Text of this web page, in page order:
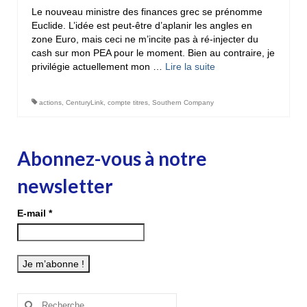
Le nouveau ministre des finances grec se prénomme
Euclide. L’idée est peut-être d’aplanir les angles en
zone Euro, mais ceci ne m’incite pas à ré-injecter du
cash sur mon PEA pour le moment. Bien au contraire, je
privilégie actuellement mon … Lire la suite­­
actions CenturyLink compte titres Southern Company
Abonnez-vous à notre
newsletter
E-mail *
Rechercher